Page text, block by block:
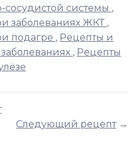
сосудистой системы ,
заболеваниях ЖКТ ,
подагре , Рецепты и
, Рецепты
Следующий рецепт→